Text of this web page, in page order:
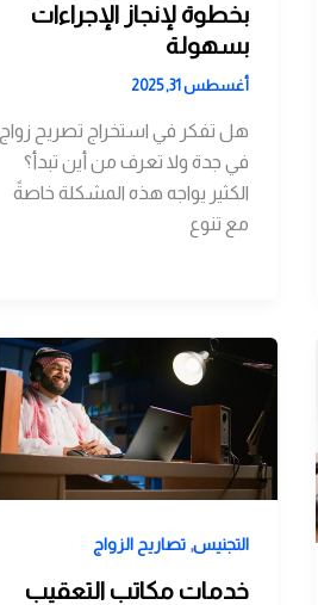
بخطوة لإنجاز الإجراءات
بسهولة
أغسطس 31, 2025
هل تفكر في استخراج تصريح زواج
في جدة ولا تعرف من أين تبدأ؟
الكثير يواجه هذه المشكلة خاصةً
مع تنوع
التجنيس, تصاريح الزواج
خدمات مكاتب التعقيب